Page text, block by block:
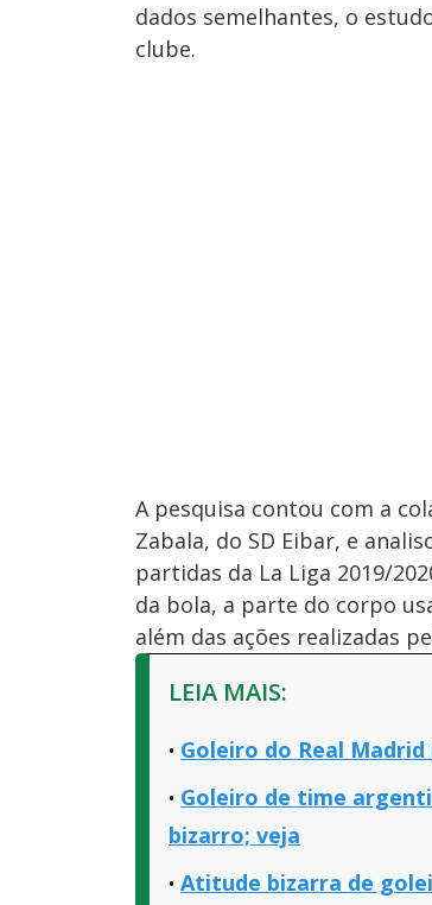
dados semelhantes, o
clube.
A pesquisa contou com a
Zabala, do SD Eibar, e
partidas da La Liga 2019/
da bola, a parte do corpo
além das ações realizadas
LEIA MAIS:
Goleiro do Real
Goleiro de time
bizarro; veja
Atitude bizarra de